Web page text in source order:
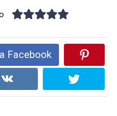
Facebook